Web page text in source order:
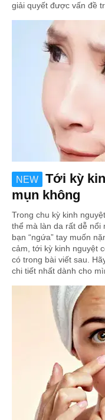
giải quyết được vấn đề
NEW
Tới kỳ
mụn không
Trong chu kỳ kinh
thể mà làn da rất dễ nổi
bạn “ngứa” tay muốn
cảm, tới kỳ kinh nguyệt
có trong bài viết sau.
chi tiết nhất dành cho